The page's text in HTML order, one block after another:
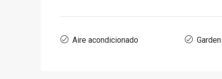
Aire acondicionado Garden